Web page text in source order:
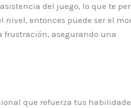
del juego, lo que te
nivel, entonces puede ser el
frustración, asegurando una
que refuerza tus